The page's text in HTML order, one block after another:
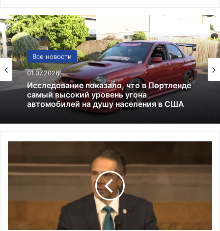
Все новости
01.07.2026
Исследование показало, что в Портленде
самый высокий уровень угона
автомобилей на душу населения в США
Погода
12.12.2025
Погода в Киеве: прогноз, климат и
особенности зимней столицы
щ
а
р